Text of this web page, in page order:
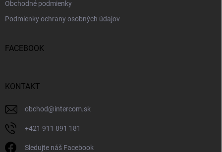
Obchodné podmienky
Podmienky ochrany osobných údajov
FACEBOOK
KONTAKT
obchod@intercom.sk
+421 911 891 181
Sledujte náš Facebook